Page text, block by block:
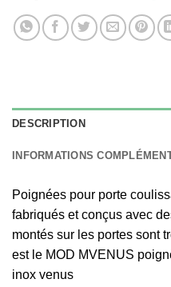
DESCRIPTION
INFORMATIONS
Poignées pour porte
fabriqués et conçus avec
montés sur les portes sont
est le MOD MVENUS
inox venus